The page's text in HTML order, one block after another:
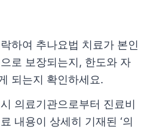
하여 추나요법 치료가 본인
로 보장되는지, 한도와 자
되는지 확인하세요.
의료기관으로부터 진료비
내용이 상세히 기재된 ‘의